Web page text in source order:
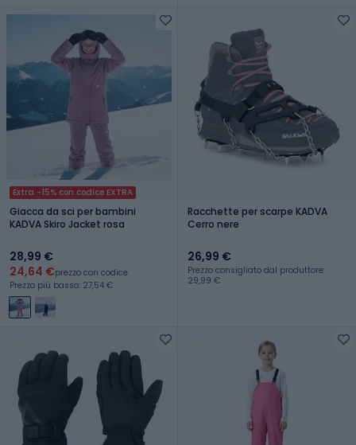
Extra -15% con codice EXTRA
Giacca da sci per bambini
KADVA Skiro Jacket rosa
28,99 €
24,64 €prezzo con codice
Prezzo più basso: 27,54 €
Racchette per scarpe KADVA
Cerro nere
26,99 €
Prezzo consigliato dal produttore:
29,99 €